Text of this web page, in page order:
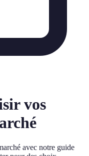
vos
avec notre guide